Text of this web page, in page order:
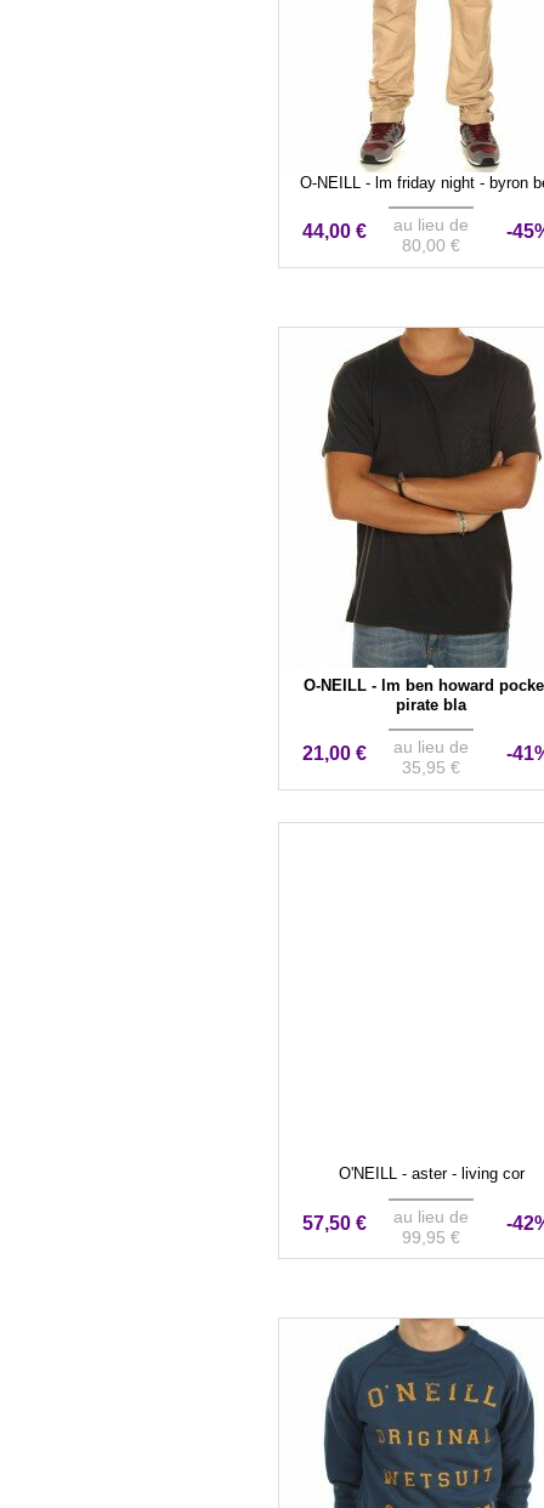
O-NEILL - lm friday night - byron
44,00 €
au lieu de
80,00 €
-
O-NEILL - lm ben howard
pirate bla
21,00 €
au lieu de
35,95 €
-
O'NEILL - aster - living cor
57,50 €
au lieu de
99,95 €
-